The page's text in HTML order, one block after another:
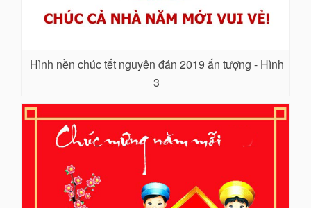
Hình nền chúc tết nguyên đán 2019 ấn tượng - Hình
3